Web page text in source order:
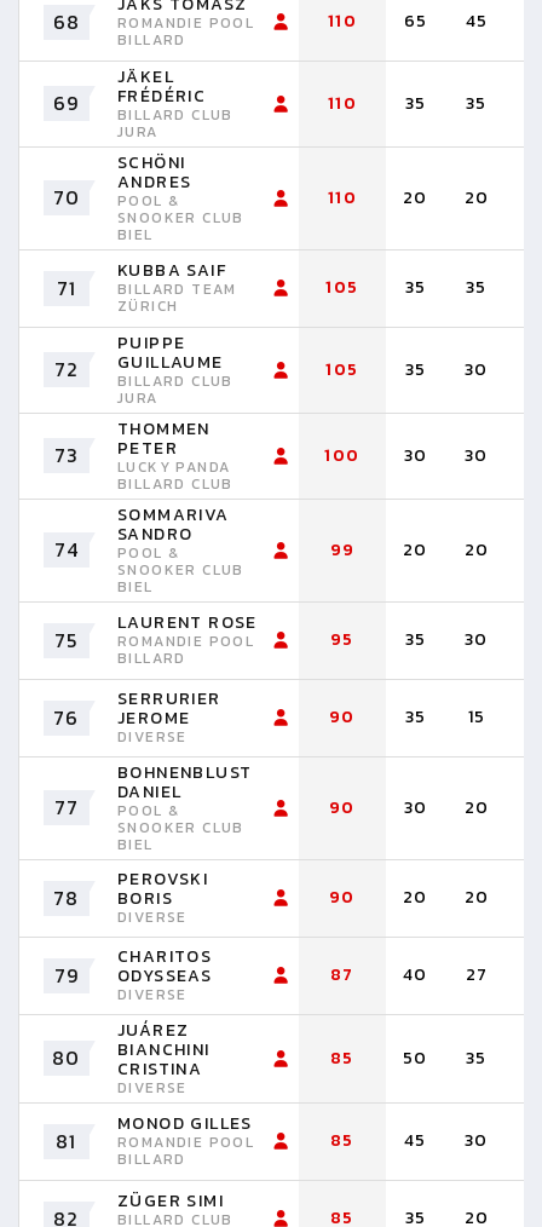
68 ROMANDIE POOL
BILLARD
110 65 45
69
JÄKEL
FRÉDÉRIC
BILLARD CLUB
JURA
110 35 35
70
SCHÖNI
ANDRES
POOL &
SNOOKER CLUB
BIEL
110 20 20
71
KUBBA SAIF
BILLARD TEAM
ZÜRICH
105 35 35
72
PUIPPE
GUILLAUME
BILLARD CLUB
JURA
105 35 30
73
THOMMEN
PETER
LUCKY PANDA
BILLARD CLUB
100 30 30
74
SOMMARIVA
SANDRO
POOL &
SNOOKER CLUB
BIEL
99 20 20
75
LAURENT ROSE
ROMANDIE POOL
BILLARD
95 35 30
76
SERRURIER
JEROME
DIVERSE
90 35 15
77
BOHNENBLUST
DANIEL
POOL &
SNOOKER CLUB
BIEL
90 30 20
78
PEROVSKI
BORIS
DIVERSE
90 20 20
79
CHARITOS
ODYSSEAS
DIVERSE
87 40 27
80
JUÁREZ
BIANCHINI
CRISTINA
DIVERSE
85 50 35
81
MONOD GILLES
ROMANDIE POOL
BILLARD
85 45 30
82
ZÜGER SIMI
BILLARD CLUB 85 35 20